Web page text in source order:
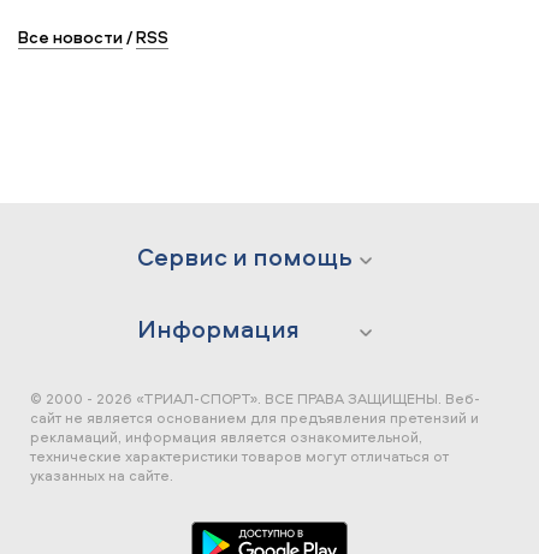
Все новости/RSS
Сервис и помощь
Информация
© 2000 - 2026 «ТРИАЛ-СПОРТ». ВСЕ ПРАВА ЗАЩИЩЕНЫ. Веб-
сайт не является основанием для предъявления претензий и
рекламаций, информация является ознакомительной,
технические характеристики товаров могут отличаться от
указанных на сайте.